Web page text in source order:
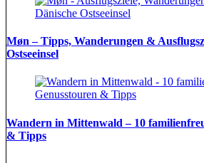
Møn – Tipps, Wanderungen &
Ostseeinsel
Wandern in Mittenwald – 10
& Tipps